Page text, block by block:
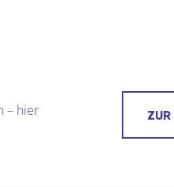
– hier